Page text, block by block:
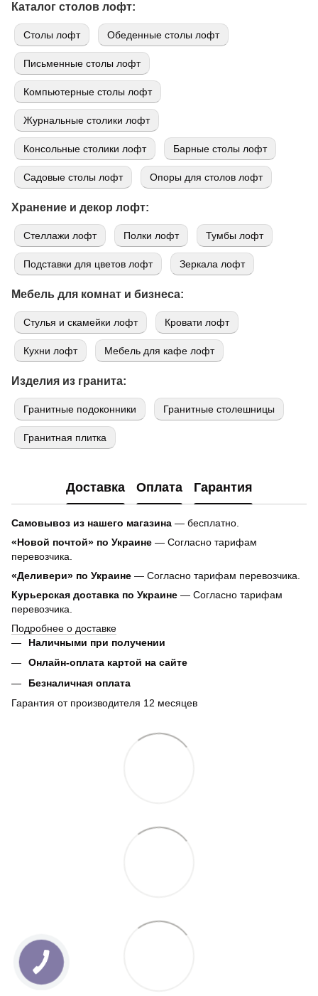
Каталог столов лофт:
Cтолы лофт Обеденные столы лофт
Письменные столы лофт
Компьютерные столы лофт
Журнальные столики лофт
Консольные столики лофт Барные столы лофт
Садовые столы лофт Опоры для столов лофт
Хранение и декор лофт:
Стеллажи лофт Полки лофт Тумбы лофт
Подставки для цветов лофт Зеркала лофт
Мебель для комнат и бизнеса:
Стулья и скамейки лофт Кровати лофт
Кухни лофт Мебель для кафе лофт
Изделия из гранита:
Гранитные подоконники Гранитные столешницы
Гранитная плитка
Доставка Оплата Гарантия
Самовывоз из нашего магазина — бесплатно.
«Новой почтой» по Украине — Согласно тарифам
перевозчика.
«Деливери» по Украине — Согласно тарифам перевозчика.
Курьерская доставка по Украине — Согласно тарифам
перевозчика.
Подробнее о доставке
Наличными при получении
Онлайн-оплата картой на сайте
Безналичная оплата
Гарантия от производителя 12 месяцев